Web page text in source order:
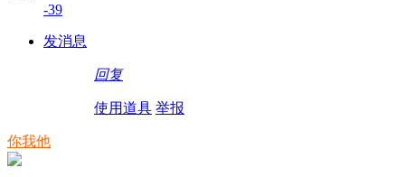
-39
发消息
回复
使用道具 举报
你我他